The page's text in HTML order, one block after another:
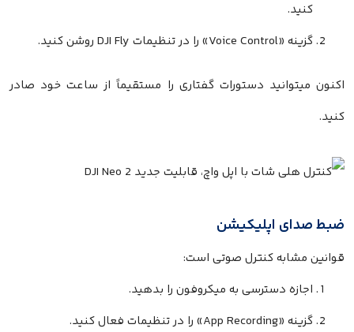
کنید.
گزینه «Voice Control» را در تنظیمات DJI Fly روشن کنید.
اکنون میتوانید دستورات گفتاری را مستقیماً از ساعت خود صادر
کنید.
ضبط صدای اپلیکیشن
قوانین مشابه کنترل صوتی است:
اجازه دسترسی به میکروفون را بدهید.
گزینه «App Recording» را در تنظیمات فعال کنید.